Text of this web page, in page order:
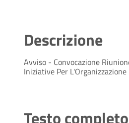
Descrizione
Avviso - Convocazione
Iniziative Per
Testo completo